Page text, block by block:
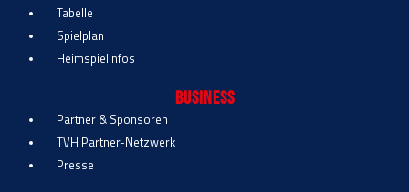
Tabelle
Spielplan
Heimspielinfos
Business
Partner & Sponsoren
TVH Partner-Netzwerk
Presse